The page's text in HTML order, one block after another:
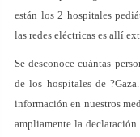
están los 2 hospitales
las redes eléctricas es allí
Se desconoce cuántas
de los hospitales de
información en nuestros
ampliamente la